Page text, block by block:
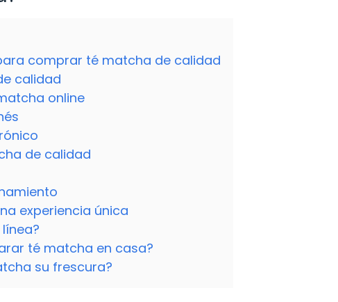
comprar té matcha de calidad
calidad
online
de calidad
experiencia única
té matcha en casa?
su frescura?